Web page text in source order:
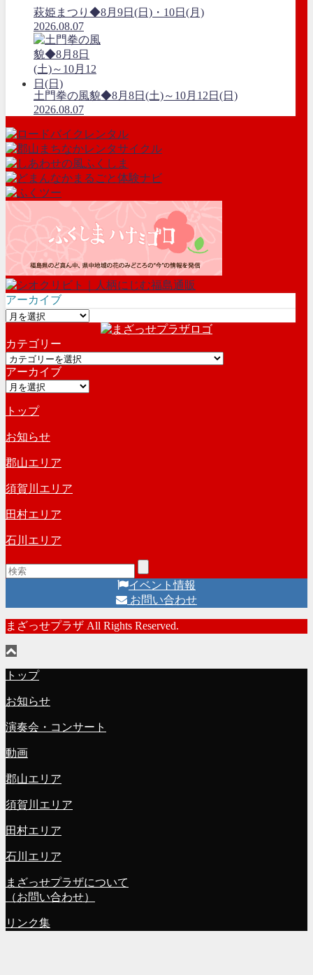
萩姫まつり◆8月9日(日)・10日(月)
2026.08.07
土門拳の風貌◆8月8日(土)～10月12日(日)
2026.08.07
アーカイブ
ア
カ
イ
ブ
カテゴリー
カ
テ
ゴ
ー
アーカイブ
ア
カ
イ
ブ
トップ
お知らせ
郡山エリア
須賀川エリア
田村エリア
石川エリア
イベント情報
お問い合わせ
まざっせプラザ All Rights Reserved.
トップ
お知らせ
演奏会・コンサート
動画
郡山エリア
須賀川エリア
田村エリア
石川エリア
まざっせプラザについて
（お問い合わせ）
リンク集